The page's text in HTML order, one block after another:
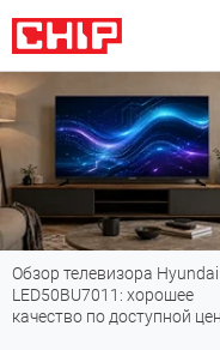
Обзор телевизора
LED50BU7011: хорошее
качество по доступной